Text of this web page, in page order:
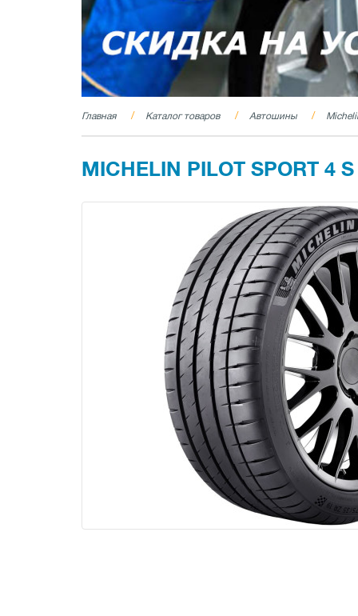
Главная Каталог товаров Автошины
MICHELIN PILOT SPORT 4